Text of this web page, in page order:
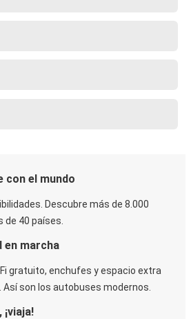
con el mundo
Descubre más de 8.000
40 países.
en marcha
gratuito, enchufes y espacio extra
Así son los autobuses modernos.